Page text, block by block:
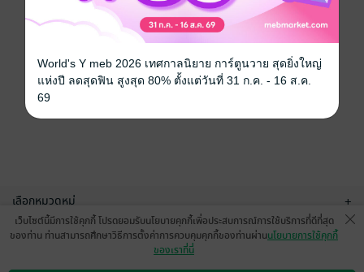
เลือกหมวดหมู่ +
บริการช่วยเหลือ
เว็บไซต์นี้มีการใช้คุกกี้ โปรดยอมรับนโยบายคุกกี้เพื่อประสบการณ์การใช้บริการที่ดีที่สุด
ของท่าน ท่านสามารถศึกษาวิธีการตั้งค่าการควบคุมคุกกี้ของท่านผ่านนโยบายการใช้คุกกี้
ของเราที่นี่
World's Y meb 2026 เทศกาลนิยาย การ์ตูนวาย สุดยิ่งใหญ่
แห่งปี ลดสุดฟิน สูงสุด 80% ตั้งแต่วันที่ 31 ก.ค. - 16 ส.ค.
69